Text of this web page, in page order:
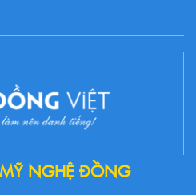
NGHỆ ĐỒNG